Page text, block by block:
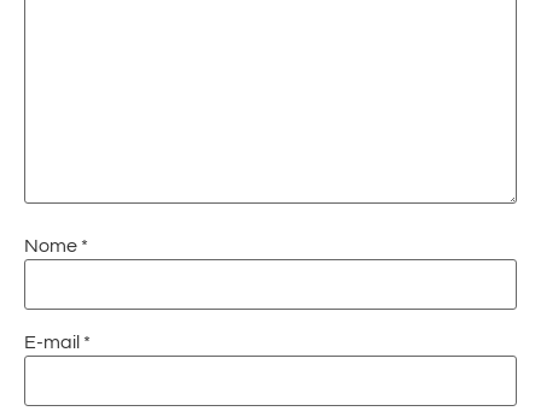
Nome *
E-mail *